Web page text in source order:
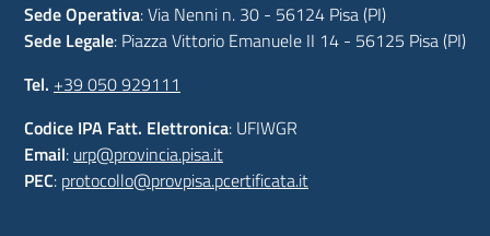
Sede Operativa: Via Nenni n. 30 - 56124 Pisa (PI)
Sede Legale: Piazza Vittorio Emanuele II 14 - 56125 Pisa (PI)
Tel. +39 050 929111
Codice IPA Fatt. Elettronica: UFIWGR
Email: urp@provincia.pisa.it
PEC: protocollo@provpisa.pcertificata.it